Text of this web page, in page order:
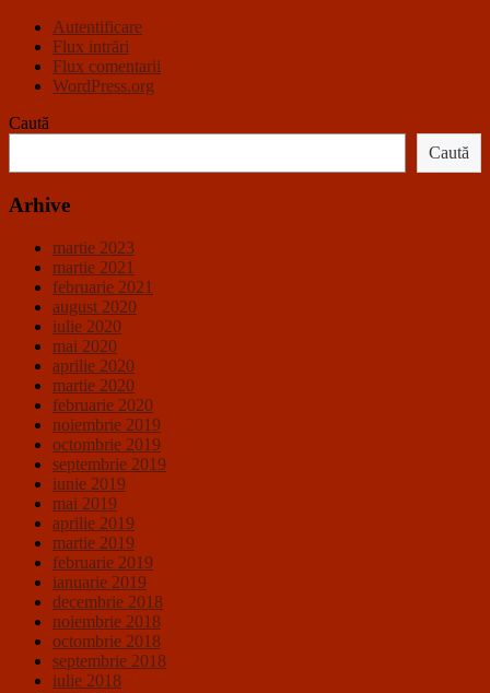
Autentificare
Flux intrări
Flux comentarii
WordPress.org
Caută
Caută
Arhive
martie 2023
martie 2021
februarie 2021
august 2020
iulie 2020
mai 2020
aprilie 2020
martie 2020
februarie 2020
noiembrie 2019
octombrie 2019
septembrie 2019
iunie 2019
mai 2019
aprilie 2019
martie 2019
februarie 2019
ianuarie 2019
decembrie 2018
noiembrie 2018
octombrie 2018
septembrie 2018
iulie 2018